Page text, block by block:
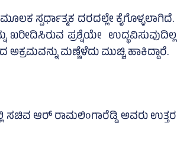
ಸ್ಪರ್ಧಾತ್ಮಕ ದರದಲ್ಲೇ ಕೈಗೊಳ್ಳಲಾಗಿದೆ.
ಖರೀದಿಸಿರುವ ಪ್ರಶ್ನೆಯೇ ಉದ್ಭವಿಸುವುದಿಲ್ಲ
ಮಣ್ಣೆಳೆದು ಮುಚ್ಚಿ ಹಾಕಿದ್ದಾರೆ.
ಸಚಿವ ಆರ್ ರಾಮಲಿಂಗಾರೆಡ್ಡಿ ಅವರು ಉತ್ತರ